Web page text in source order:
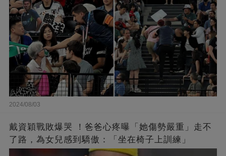
2024/08/03
戴資穎戰敗爆哭 ！爸爸心疼曝「她傷勢嚴重」走不
了路，為女兒感到驕傲：「坐在椅子上訓練」